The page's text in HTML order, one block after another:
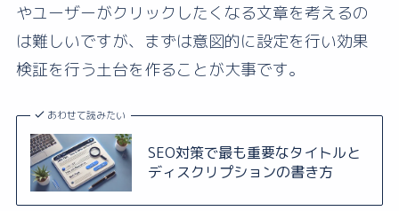
やユーザーがクリックしたくなる文章を考えるの
は難しいですが、まずは意図的に設定を行い効果
検証を行う土台を作ることが大事です。
あわせて読みたい
SEO対策で最も重要なタイトルと
ディスクリプションの書き方